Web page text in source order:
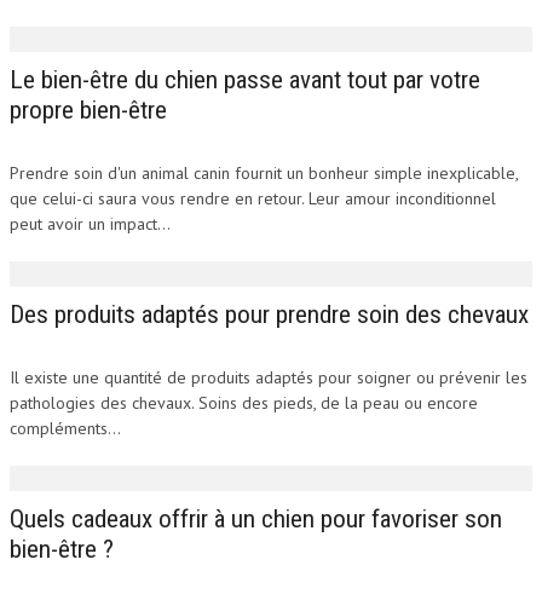
Le bien-être du chien passe avant tout par votre
propre bien-être
Prendre soin d'un animal canin fournit un bonheur simple inexplicable,
que celui-ci saura vous rendre en retour. Leur amour inconditionnel
peut avoir un impact...
Des produits adaptés pour prendre soin des chevaux
Il existe une quantité de produits adaptés pour soigner ou prévenir les
pathologies des chevaux. Soins des pieds, de la peau ou encore
compléments...
Quels cadeaux offrir à un chien pour favoriser son
bien-être ?